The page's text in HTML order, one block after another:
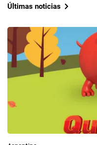
Últimas noticias